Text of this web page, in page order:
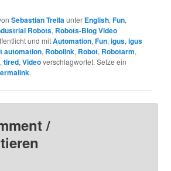
Sebastian Trellaunter English,Fun,
Robots, Robots-Blog Video
und mitAutomation,Fun,igus,igus
automation, Robolink, Robot, Robotarm,
,tired,Videoverschlagwortet. Setze ein
.
/